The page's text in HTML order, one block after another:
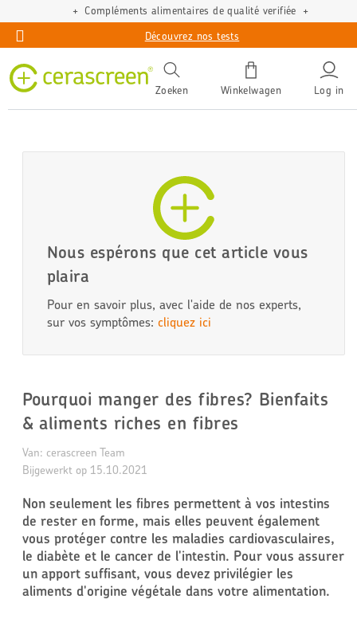
Compléments alimentaires de qualité verifiée
Découvrez nos tests
Zoeken Winkelwagen Log in
Nous espérons que cet article vous
plaira
Pour en savoir plus, avec l'aide de nos experts,
sur vos symptômes: cliquez ici
Pourquoi manger des fibres? Bienfaits
& aliments riches en fibres
Van: cerascreen Team
Bijgewerkt op 15.10.2021
Non seulement les fibres permettent à vos intestins
de rester en forme, mais elles peuvent également
vous protéger contre les maladies cardiovasculaires,
le diabète et le cancer de l'intestin. Pour vous assurer
un apport suffisant, vous devez privilégier les
aliments d'origine végétale dans votre alimentation.